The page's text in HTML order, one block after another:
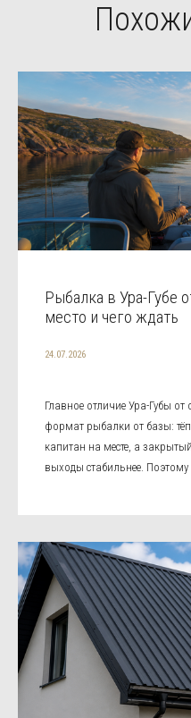
Рыбалка в Ура-Губе
место и чего ждать
24.07.2026
Главное отличие Ура-Губы
формат рыбалки от базы:
капитан на месте, а
выходы стабильнее. Поэтому